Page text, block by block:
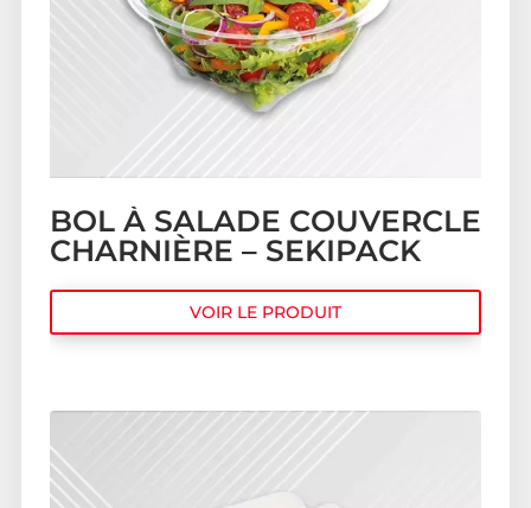
BOL À SALADE COUVERCLE
CHARNIÈRE – SEKIPACK
VOIR LE PRODUIT